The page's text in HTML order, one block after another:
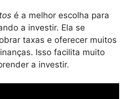
é a melhor escolha para
a investir. Ela se
taxas e oferecer muitos
Isso facilita muito
a investir.